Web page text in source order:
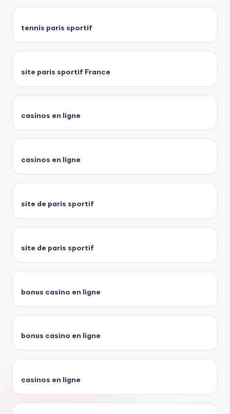
tennis paris sportif
site paris sportif France
casinos en ligne
casinos en ligne
site de paris sportif
site de paris sportif
bonus casino en ligne
bonus casino en ligne
casinos en ligne